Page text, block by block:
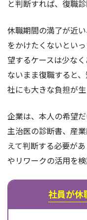
と判断すれば、復職
休職期間の満了が近
をかけたくないとい
望するケースは少な
ないまま復職すると
社にも大きな負担が生
企業は、本人の希望
主治医の診断書、産
えて判断する必要が
やリワークの活用を検
社員が休